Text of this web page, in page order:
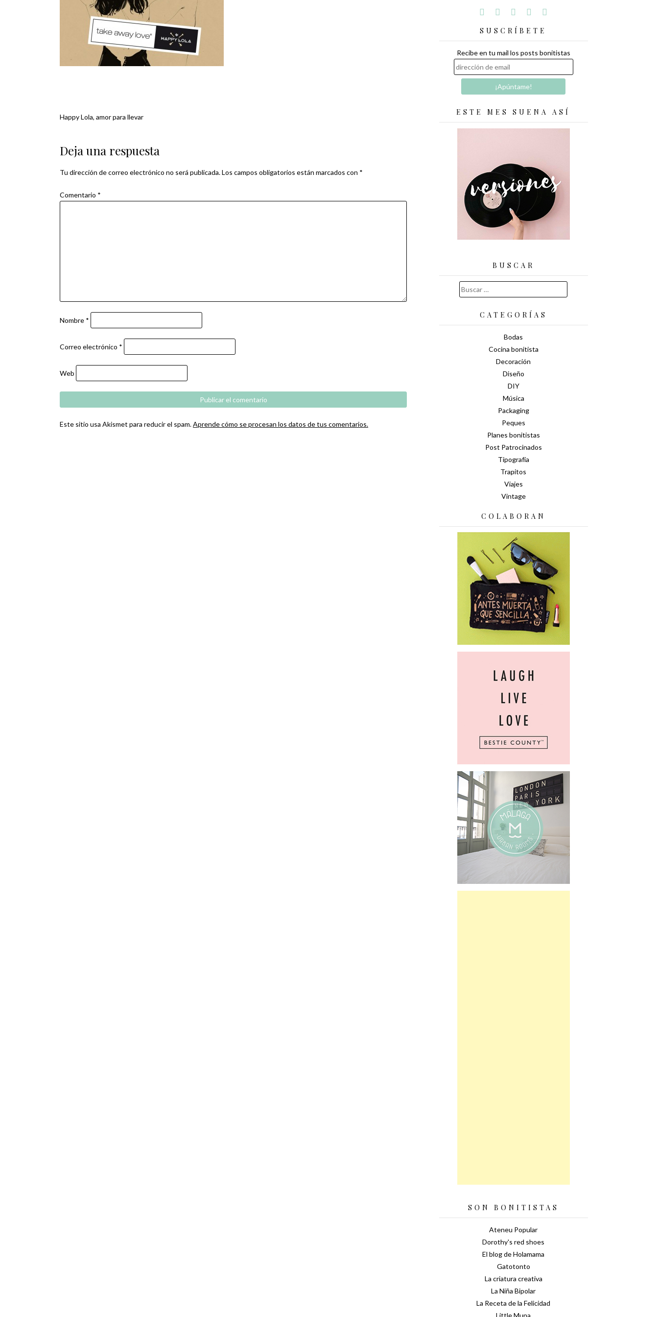
Navegación
de
entradas
Happy Lola, amor para llevar
Deja una respuesta
Tu dirección de correo electrónico no será publicada.Los campos obligatorios están marcados con *
Comentario *
Nombre *
Correo electrónico *
Web
Este sitio usa Akismet para reducir el spam.Aprende cómo se procesan los datos de tus comentarios.
SUSCRÍBETE
Recibe en tu mail los posts bonitistas
ESTE MES SUENA ASÍ
BUSCAR
Buscar:
CATEGORÍAS
Bodas
Cocina bonitista
Decoración
Diseño
DIY
Música
Packaging
Peques
Planes bonitistas
Post Patrocinados
Tipografía
Trapitos
Viajes
Vintage
COLABORAN
SON BONITISTAS
Ateneu Popular
Dorothy's red shoes
El blog de Holamama
Gatotonto
La criatura creativa
La Niña Bipolar
La Receta de la Felicidad